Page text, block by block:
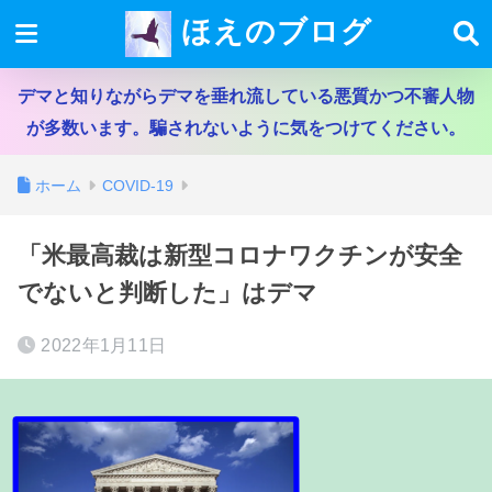
ほえのブログ
デマと知りながらデマを垂れ流している悪質かつ不審人物
が多数います。騙されないように気をつけてください。
ホーム COVID-19
「米最高裁は新型コロナワクチンが安全
でないと判断した」はデマ
2022年1月11日